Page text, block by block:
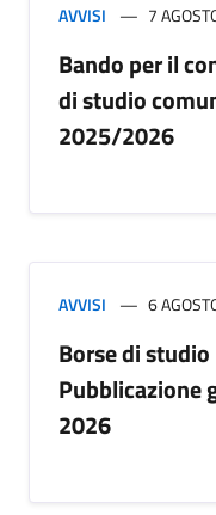
AVVISI 7
Bando per il
di studio
2025/2026
AVVISI 6
Borse di
Pubblicazione
2026